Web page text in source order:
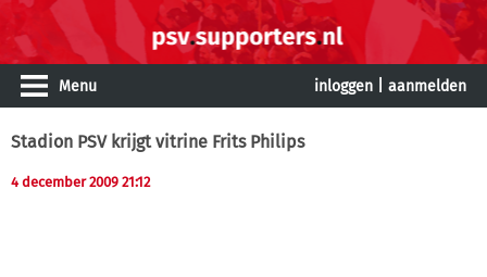
Menu inloggen aanmelden
Stadion PSV krijgt vitrine Frits Philips
4 december 2009 21:12